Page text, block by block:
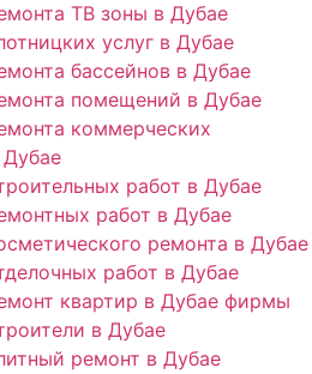
ТВ зоны в Дубае
услуг в Дубае
бассейнов в Дубае
помещений в Дубае
коммерческих
работ в Дубае
работ в Дубае
ремонта в Дубае
работ в Дубае
квартир в Дубае фирмы
в Дубае
ремонт в Дубае